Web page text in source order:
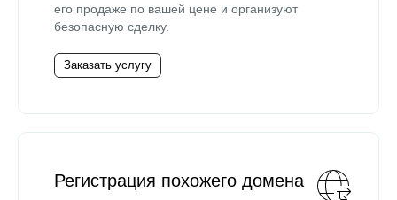
его продаже по вашей цене и организуют
безопасную сделку.
Заказать услугу
Регистрация похожего домена